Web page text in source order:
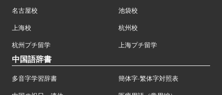
名古屋校 池袋校
上海校 杭州校
杭州プチ留学 上海プチ留学
中国語辞書
多音字学習辞書 簡体字·繁体字対照表